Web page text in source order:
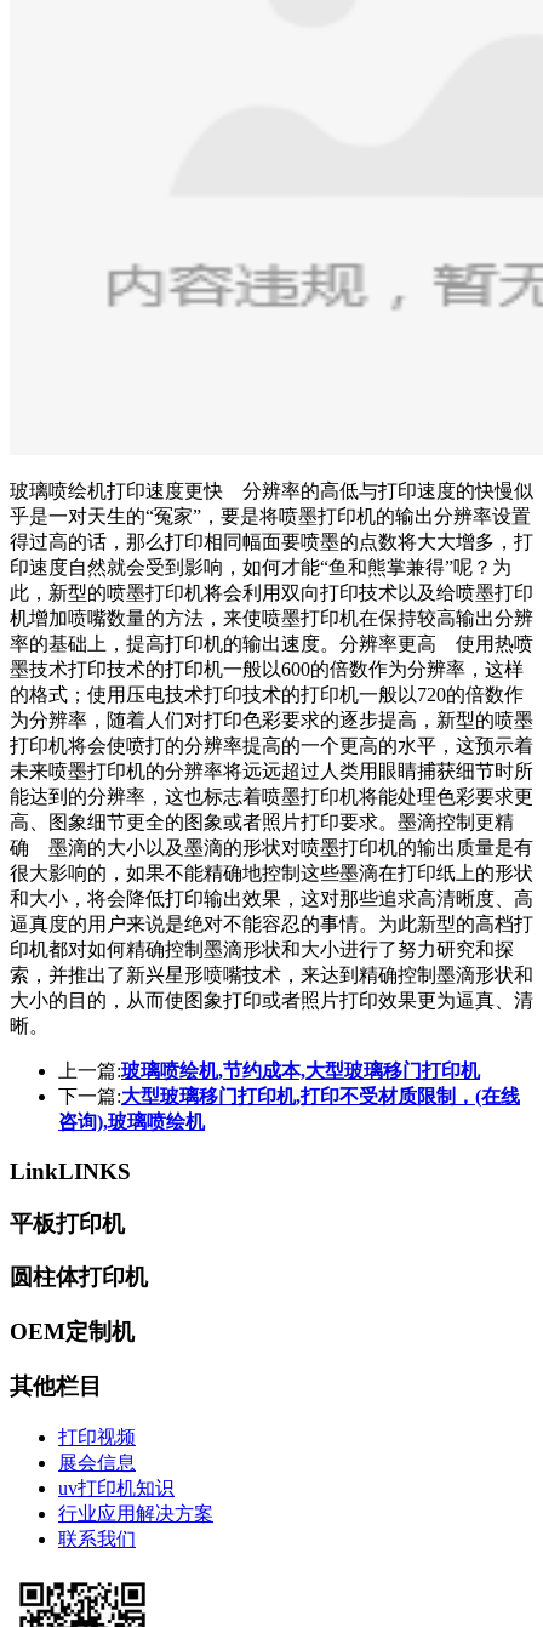
玻璃喷绘机打印速度更快 分辨率的高低与打印速度的快慢似
乎是一对天生的“冤家”，要是将喷墨打印机的输出分辨率设置
得过高的话，那么打印相同幅面要喷墨的点数将大大增多，打
印速度自然就会受到影响，如何才能“鱼和熊掌兼得”呢？为
此，新型的喷墨打印机将会利用双向打印技术以及给喷墨打印
机增加喷嘴数量的方法，来使喷墨打印机在保持较高输出分辨
率的基础上，提高打印机的输出速度。分辨率更高 使用热喷
墨技术打印技术的打印机一般以600的倍数作为分辨率，这样
的格式；使用压电技术打印技术的打印机一般以720的倍数作
为分辨率，随着人们对打印色彩要求的逐步提高，新型的喷墨
打印机将会使喷打的分辨率提高的一个更高的水平，这预示着
未来喷墨打印机的分辨率将远远超过人类用眼睛捕获细节时所
能达到的分辨率，这也标志着喷墨打印机将能处理色彩要求更
高、图象细节更全的图象或者照片打印要求。墨滴控制更精
确 墨滴的大小以及墨滴的形状对喷墨打印机的输出质量是有
很大影响的，如果不能精确地控制这些墨滴在打印纸上的形状
和大小，将会降低打印输出效果，这对那些追求高清晰度、高
逼真度的用户来说是绝对不能容忍的事情。为此新型的高档打
印机都对如何精确控制墨滴形状和大小进行了努力研究和探
索，并推出了新兴星形喷嘴技术，来达到精确控制墨滴形状和
大小的目的，从而使图象打印或者照片打印效果更为逼真、清
晰。
上一篇:玻璃喷绘机,节约成本,大型玻璃移门打印机
下一篇:大型玻璃移门打印机,打印不受材质限制，(在线
咨询),玻璃喷绘机
LinkLINKS
平板打印机
圆柱体打印机
OEM定制机
其他栏目
打印视频
展会信息
uv打印机知识
行业应用解决方案
联系我们